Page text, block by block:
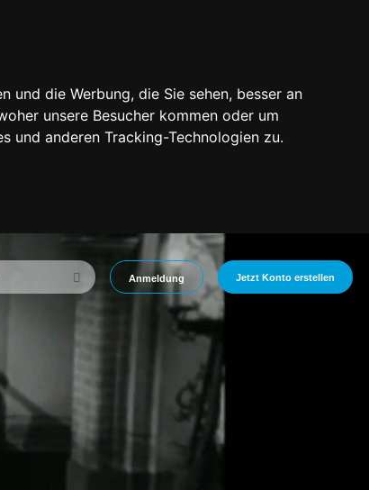
und die Werbung, die Sie sehen, besser an
unsere Besucher kommen oder um
und anderen Tracking-Technologien zu.
Anmeldung Jetzt Konto erstellen